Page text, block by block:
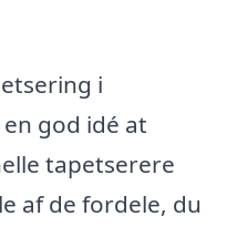
i
god idé at
tapetserere
af de fordele, du